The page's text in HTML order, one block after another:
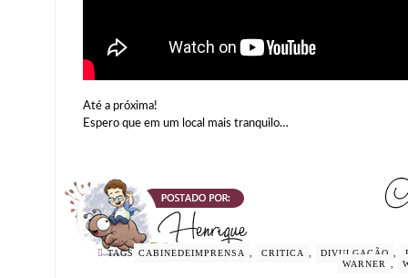
Até a próxima!
Espero que em um local mais tranquilo…
TAGS CABINEDEIMPRENSA CRITICA DIVULGAÇÃO
WARNER